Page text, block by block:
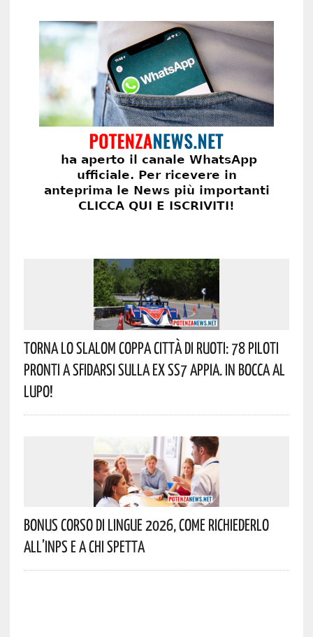
Torna Lo Slalom Coppa Città Di Ruoti: 78 Piloti
Pronti A Sfidarsi Sulla Ex SS7 Appia. In Bocca Al
Lupo!
Bonus Corso Di Lingue 2026, Come Richiederlo
All’INPS E A Chi Spetta